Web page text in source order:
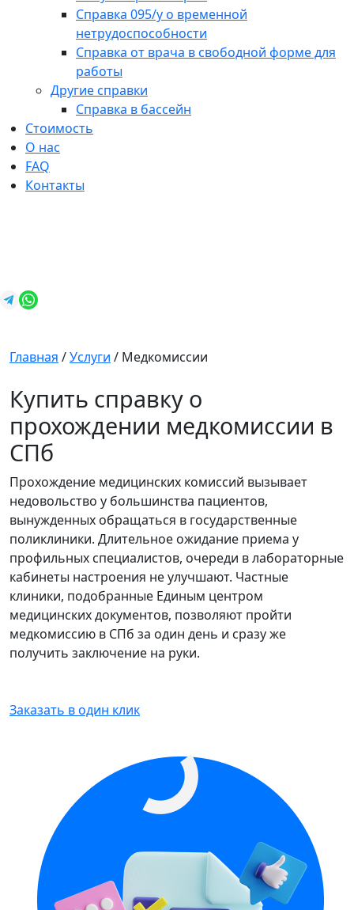
Справка 095/у о временной
нетрудоспособности
Справка от врача в свободной форме для
работы
Другие справки
Справка в бассейн
Стоимость
О нас
FAQ
Контакты
Главная /Услуги / Медкомиссии
Купить справку о
прохождении медкомиссии в
СПб
Прохождение медицинских комиссий вызывает
недовольство у большинства пациентов,
вынужденных обращаться в государственные
поликлиники. Длительное ожидание приема у
профильных специалистов, очереди в лабораторные
кабинеты настроения не улучшают. Частные
клиники, подобранные Единым центром
медицинских документов, позволяют пройти
медкомиссию в СПб за один день и сразу же
получить заключение на руки.
Заказать в один клик